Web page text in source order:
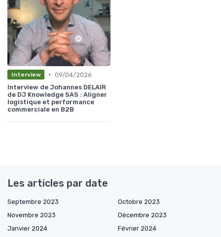
Interview • 09/04/2026
Interview de Johannes DELAIR
de DJ Knowledge SAS : Aligner
logistique et performance
commerciale en B2B
Les articles par date
Septembre 2023
Octobre 2023
Novembre 2023
Décembre 2023
Janvier 2024
Février 2024